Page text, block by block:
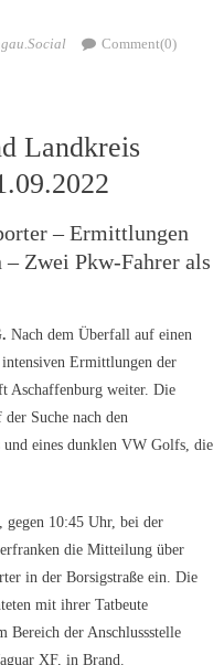
Comment(0)
Landkreis
– Ermittlungen
Zwei Pkw-Fahrer als
Nach dem Überfall auf einen
Ermittlungen der
Aschaffenburg weiter. Die
Suche nach den
und eines dunklen VW Golfs, die
gegen 10:45 Uhr, bei der
die Mitteilung über
in der Borsigstraße ein. Die
mit ihrer Tatbeute
Bereich der Anschlussstelle
XF, in Brand.